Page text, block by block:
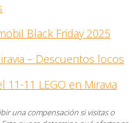
Black Friday 2025
– Descuentos locos
11-11 LEGO en Miravia
una compensación si visitas o